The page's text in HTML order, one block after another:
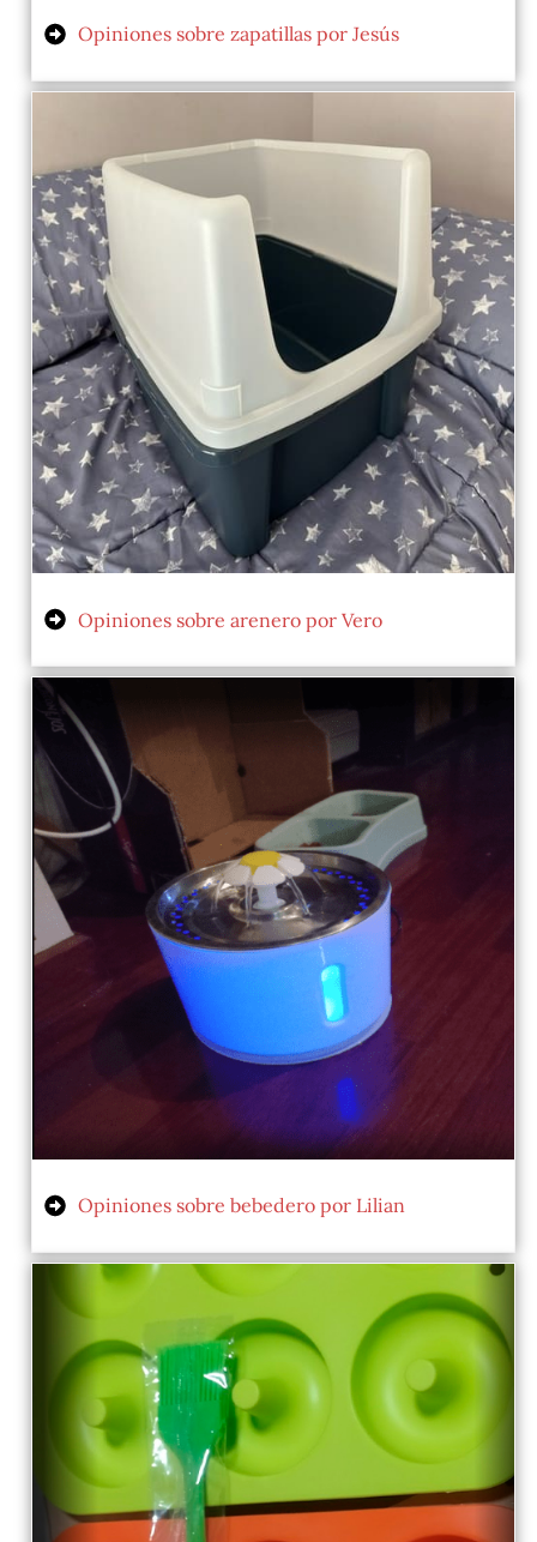
Opiniones sobre zapatillas por Jesús
Opiniones sobre arenero por Vero
Opiniones sobre bebedero por Lilian